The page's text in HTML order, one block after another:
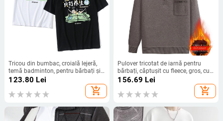
Tricou din bumbac, croială lejeră,
temă badminton, pentru bărbați și
femei, mâneci scurte
123.80 Lei
add_shopping_cart
Pulover tricotat de iarnă pentru
bărbați, căptușit cu fleece, gros, cu
buzunare
156.69 Lei
add_shopping_cart